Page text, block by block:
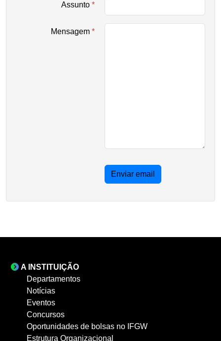
Assunto *
Mensagem *
Enviar email
A INSTITUIÇÃO
Departamentos
Notícias
Eventos
Concursos
Oportunidades de bolsas no IFGW
Estrutura Organizacional